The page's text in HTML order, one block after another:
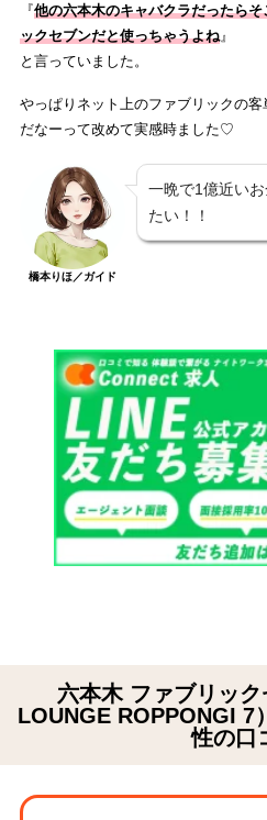
『他の六本木のキャバクラだったら
ックセブンだと使っちゃうよね』
と言っていました。
やっぱりネット上のファブリックの
だなーって改めて実感時ました♡
橋本りほ／ガイド
一晩で1億近い
たい！！
六本木 ファブリッ
LOUNGE ROPPONGI 7
性の口